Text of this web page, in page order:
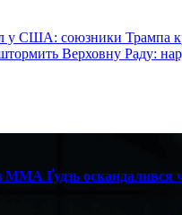
США: союзники Трампа
Верховну Раду:
Ґудзь оскандалився